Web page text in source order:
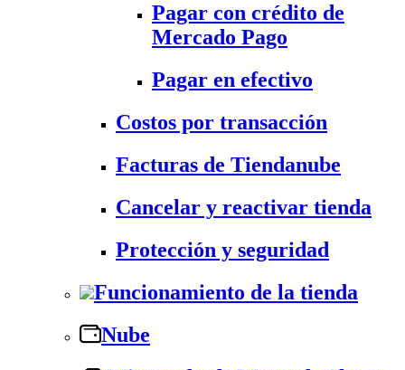
Pagar con crédito de
Mercado Pago
Pagar en efectivo
Costos por transacción
Facturas de Tiendanube
Cancelar y reactivar tienda
Protección y seguridad
Funcionamiento de la tienda
Nube